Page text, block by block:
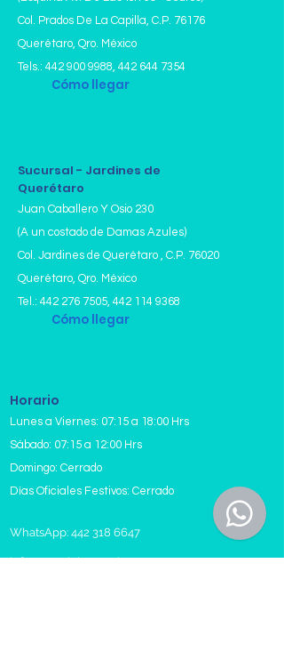
Col. Prados De La Capilla, C.P. 76176
Querétaro, Qro. México
Tels.: 442 900 9988, 442 644 7354
Cómo llegar
Sucursal - Jardines de
Querétaro
Cómo llegar
Juan Caballero Y Osio 230
(A un costado de Damas Azules)
Col. Jardines de Querétaro , C.P. 76020
Querétaro, Qro. México
Tel.: 442 276 7505, 442 114 9368
Horario
Lunes a Viernes: 07:15 a 18:00 Hrs
Sábado: 07:15 a 12:00 Hrs
Domingo: Cerrado
Días Oficiales Festivos: Cerrado
WhatsApp: 442 318 6647
informes@laboratoriozaga.com